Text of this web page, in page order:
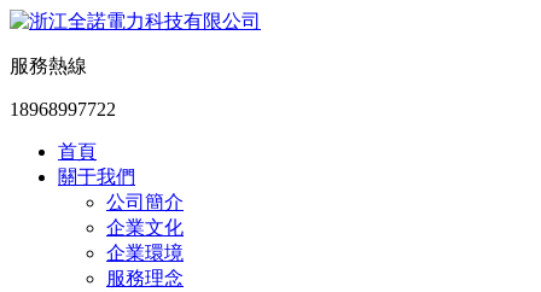
服務熱線
18968997722
首頁
關于我們
公司簡介
企業文化
企業環境
服務理念